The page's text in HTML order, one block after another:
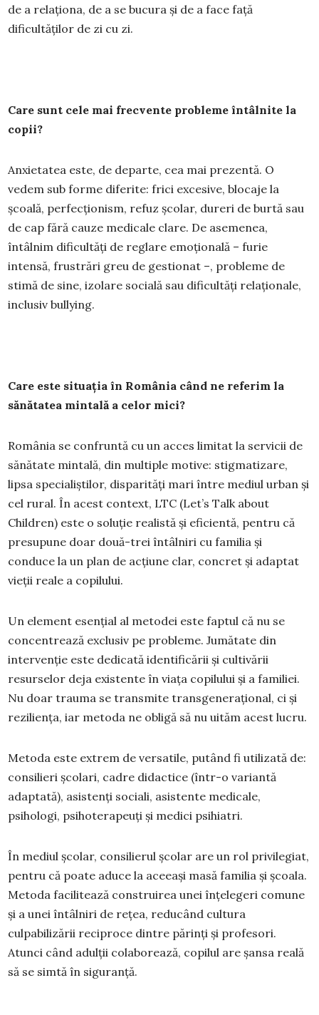
de a relaționa, de a se bucura și de a face față
dificultăților de zi cu zi.
Care sunt cele mai frecvente probleme întâlnite la
copii?
Anxietatea este, de departe, cea mai prezentă. O
vedem sub forme diferite: frici excesive, blocaje la
școală, perfecționism, refuz școlar, dureri de burtă sau
de cap fără cauze medicale clare. De asemenea,
întâlnim dificultăți de reglare emoțională – furie
intensă, frustrări greu de gestionat –, probleme de
stimă de sine, izolare socială sau dificultăți relaționale,
inclusiv bullying.
Care este situația în România când ne referim la
sănătatea mintală a celor mici?
România se confruntă cu un acces limitat la servicii de
sănătate mintală, din multiple motive: stigmatizare,
lipsa specialiștilor, disparități mari între mediul urban și
cel rural. În acest context, LTC (Let’s Talk about
Children) este o soluție realistă și eficientă, pentru că
presupune doar două-trei întâlniri cu familia și
conduce la un plan de acțiune clar, concret și adaptat
vieții reale a copilului.
Un element esențial al metodei este faptul că nu se
concentrează exclusiv pe probleme. Jumătate din
intervenție este dedicată identificării și cultivării
resurselor deja existente în viața copilului și a familiei.
Nu doar trauma se transmite transgenerațional, ci și
reziliența, iar metoda ne obligă să nu uităm acest lucru.
Metoda este extrem de versatile, putând fi utilizată de:
consilieri școlari, cadre didactice (într-o variantă
adaptată), asistenți sociali, asistente medicale,
psihologi, psihoterapeuți și medici psihiatri.
În mediul școlar, consilierul școlar are un rol privilegiat,
pentru că poate aduce la aceeași masă familia și școala.
Metoda facilitează construirea unei înțelegeri comune
și a unei întâlniri de rețea, reducând cultura
culpabilizării reciproce dintre părinți și profesori.
Atunci când adulții colaborează, copilul are șansa reală
să se simtă în siguranță.